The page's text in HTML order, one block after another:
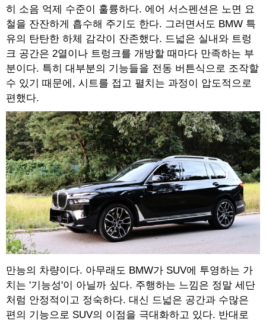
히 소음 억제 수준이 훌륭하다. 에어 서스펜션은 노면 요
철을 잔잔하게 흡수해 주기도 한다. 그러면서도 BMW 특
유의 탄탄한 하체 감각이 잔존했다. 드넓은 실내와 트렁
크 공간은 2열이나 트렁크를 개방할 때마다 만족하는 부
분이다. 특히 대부분의 기능들을 전동 버튼식으로 조작할
수 있기 때문에, 시트를 접고 펼치는 과정이 압도적으로
편했다.
만능의 차량이다. 아무래도 BMW가 SUV에 투영하는 가
치는 '기능성'이 아닐까 싶다. 주행하는 느낌은 정말 세단
처럼 안정적이고 정숙하다. 대신 드넓은 공간과 수많은
편의 기능으로 SUV의 이점을 극대화하고 있다. 반대로